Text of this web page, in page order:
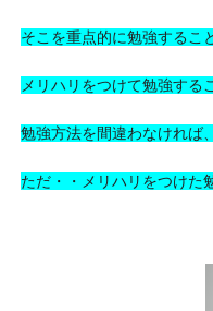
そこを重点的に勉強するこ
メリハリをつけて勉強する
勉強方法を間違わなければ
ただ・・メリハリをつけた